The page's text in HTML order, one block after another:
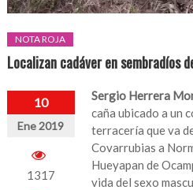
NOTA ROJA
Localizan cadáver en sembradíos
10
Ene 2019
1317
Sergio Herrera
caña ubicado a un
terracería que va
Covarrubias a
Hueyapan de
vida del sexo